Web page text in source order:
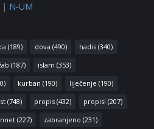
| N-UM
(189) dova (490) hadis (340)
(187) islam (353)
kurban (190) liječenje (190)
(748) propis (432) propisi (207)
(227) zabranjeno (231)